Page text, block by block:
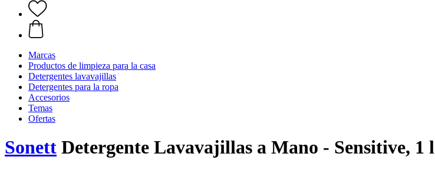
Marcas
Productos de limpieza para la casa
Detergentes lavavajillas
Detergentes para la ropa
Accesorios
Temas
Ofertas
Sonett Detergente Lavavajillas a Mano - Sensitive, 1 l